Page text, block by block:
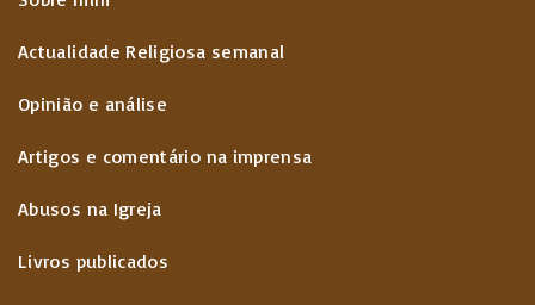
s
c
o
n
t
g
e
Actualidade Religiosa semanal
Opinião e análise
Artigos e comentário na imprensa
Abusos na Igreja
Livros publicados